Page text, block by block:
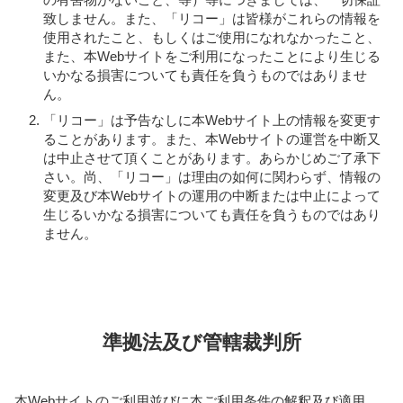
致しません。また、「リコー」は皆様がこれらの情報を
使用されたこと、もしくはご使用になれなかったこと、
また、本Webサイトをご利用になったことにより生じる
いかなる損害についても責任を負うものではありませ
ん。
「リコー」は予告なしに本Webサイト上の情報を変更す
ることがあります。また、本Webサイトの運営を中断又
は中止させて頂くことがあります。あらかじめご了承下
さい。尚、「リコー」は理由の如何に関わらず、情報の
変更及び本Webサイトの運用の中断または中止によって
生じるいかなる損害についても責任を負うものではあり
ません。
準拠法及び管轄裁判所